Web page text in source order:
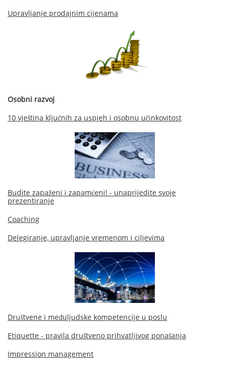
Upravljanje prodajnim cijenama
Osobni razvoj
10 vještina ključnih za uspjeh i osobnu učinkovitost
Budite zapaženi i zapamćeni! - unaprijedite svoje
prezentiranje
Coaching
Delegiranje, upravljanje vremenom i ciljevima
Društvene i međuljudske kompetencije u poslu
Etiquette - pravila društveno prihvatljivog ponašanja
Impression management